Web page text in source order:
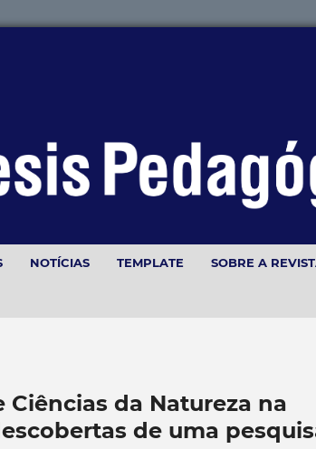
NOTÍCIAS TEMPLATE SOBRE A
da Natureza na
de uma